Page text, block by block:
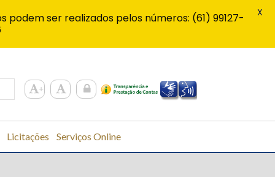
Licitações Serviços Online
ser realizados pelos números: (61) 99127-
X